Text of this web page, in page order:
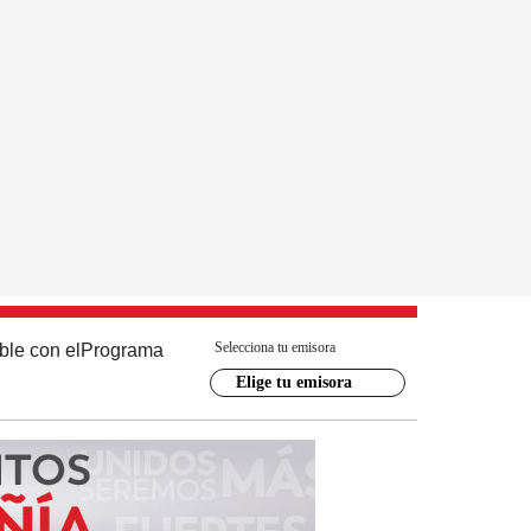
con el Programa Selecciona tu emisora
Elige tu emisora